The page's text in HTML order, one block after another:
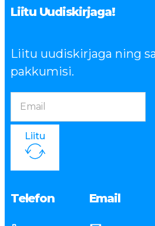
Liitu Uudiskirjaga!
Liitu uudiskirjaga ning
pakkumisi.
Liitu
Telefon Email